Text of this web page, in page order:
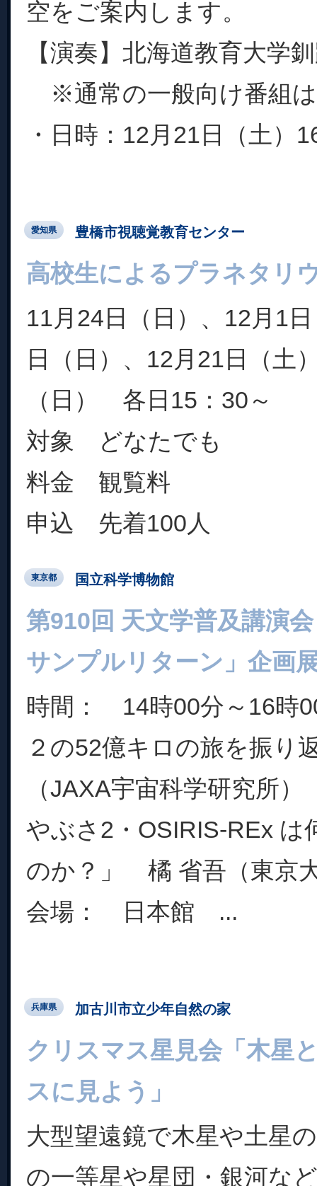
空をご案内します。
【演奏】北海道教育大学
※通常の一般向け番組
・日時：12月21日（土）
愛知県 豊橋市視聴覚教育センター
高校生によるプラネタリ
11月24日（日）、12月1
日（日）、12月21日（土
（日） 各日15：30～
対象 どなたでも
料金 観覧料
申込 先着100人
東京都 国立科学博物館
第910回 天文学普及講演
サンプルリターン」企画
時間： 14時00分～16時
２の52億キロの旅を振
（JAXA宇宙科学研究所
やぶさ2・OSIRIS-REx は
のか？」 橘 省吾（東京
会場： 日本館 ...
兵庫県 加古川市立少年自然の家
クリスマス星見会「木星
スに見よう」
大型望遠鏡で木星や土星
の一等星や星団・銀河な